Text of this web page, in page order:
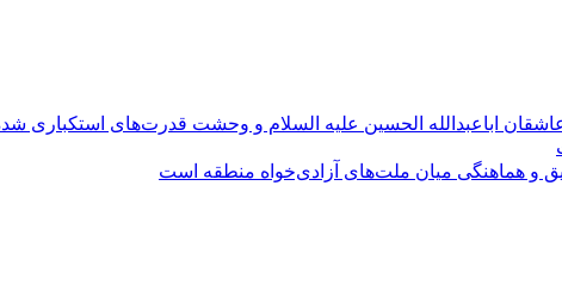
اباعبدالله الحسین علیه السلام و وحشت قدرت‌های استکباری
و هماهنگی میان ملت‌های آزادی‌خواه منطقه است